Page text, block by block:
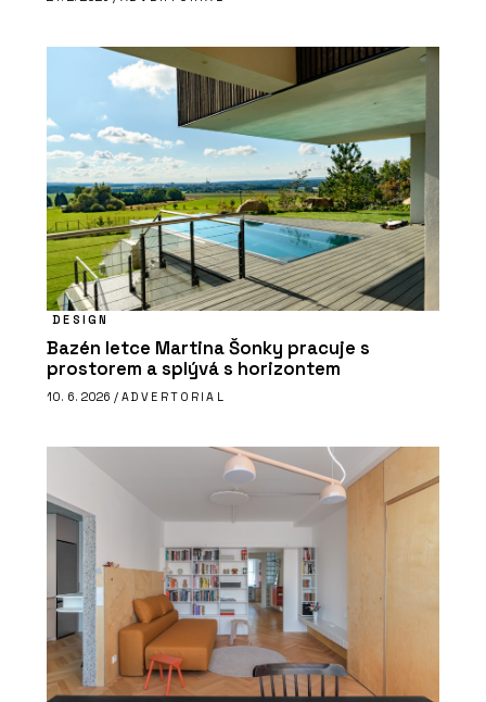
DESIGN
Bazén letce Martina Šonky pracuje s
prostorem a splývá s horizontem
10. 6. 2026 / ADVERTORIAL